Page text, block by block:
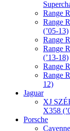
Range
Range
(’05-13)
Range
Range
(’13-18)
Range
Range
12)
Jaguar
XJ
X358
Porsche